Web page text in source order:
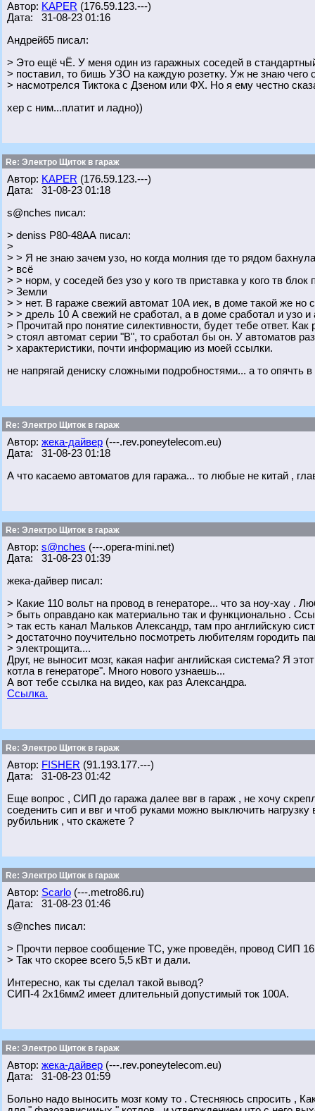
Автор: KAPER (176.59.123.---)
Дата: 31-08-23 01:16
Андрей65 писал:
> Это ещё чЁ. У меня один из гаражных соседей в
> поставил, то бишь УЗО на каждую розетку. Уж не знаю чего
> насмотрелся Тиктока с Дзеном или ФХ. Но я ему честно
хер с ним...платит и ладно))
Re: Электро Щиток в гараж
Автор: KAPER (176.59.123.---)
Дата: 31-08-23 01:18
s@nches писал:
> deniss Р80-48АА писал:
>
> > Я не знаю зачем узо, но когда молния где то рядом
> всё
> > норм, у соседей без узо у кого тв приставка у кого тв блок
> Земли
> > нет. В гараже свежий автомат 10А иек, в доме такой же но
> > дрель 10 А свежий не сработал, а в доме сработал и узо и
> Прочитай про понятие силективности, будет тебе ответ.
> стоял автомат серии "В", то сработал бы он. У автоматов
> характеристики, почти информацию из моей ссылки.
не напрягай дениску сложными подробностями... а то опячть в
Re: Электро Щиток в гараж
Автор: жека-дайвер (---.rev.poneytelecom.eu)
Дата: 31-08-23 01:18
А что касаемо автоматов для гаража... то любые не китай ,
Re: Электро Щиток в гараж
Автор: s@nches (---.opera-mini.net)
Дата: 31-08-23 01:39
жека-дайвер писал:
> Какие 110 вольт на провод в генераторе... что за ноу-хау .
> быть оправдано как материально так и функционально .
> так есть канал Мальков Александр, там про английскую
> достаточно поучительно посмотреть любителям городить
> электрощита....
Друг, не выносит мозг, какая нафиг английская система? Я
котла в генераторе". Много нового узнаешь...
А вот тебе ссылка на видео, как раз Александра.
Ссылка.
Re: Электро Щиток в гараж
Автор: FISHER (91.193.177.---)
Дата: 31-08-23 01:42
Еще вопрос , СИП до гаража далее ввг в гараж , не хочу
соеденить сип и ввг и чтоб руками можно выключить
рубильник , что скажете ?
Re: Электро Щиток в гараж
Автор: Scarlo (---.metro86.ru)
Дата: 31-08-23 01:46
s@nches писал:
> Прочти первое сообщение ТС, уже проведён, провод СИП 16
> Так что скорее всего 5,5 кВт и дали.
Интересно, как ты сделал такой вывод?
СИП-4 2х16мм2 имеет длительный допустимый ток 100А.
Re: Электро Щиток в гараж
Автор: жека-дайвер (---.rev.poneytelecom.eu)
Дата: 31-08-23 01:59
Больно надо выносить мозг кому то . Стесняюсь спросить ,